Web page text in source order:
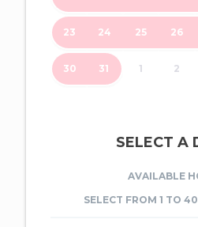
23 24 25 26
30 31 1 2
SELECT A
AVAILABLE
SELECT FROM 1 TO